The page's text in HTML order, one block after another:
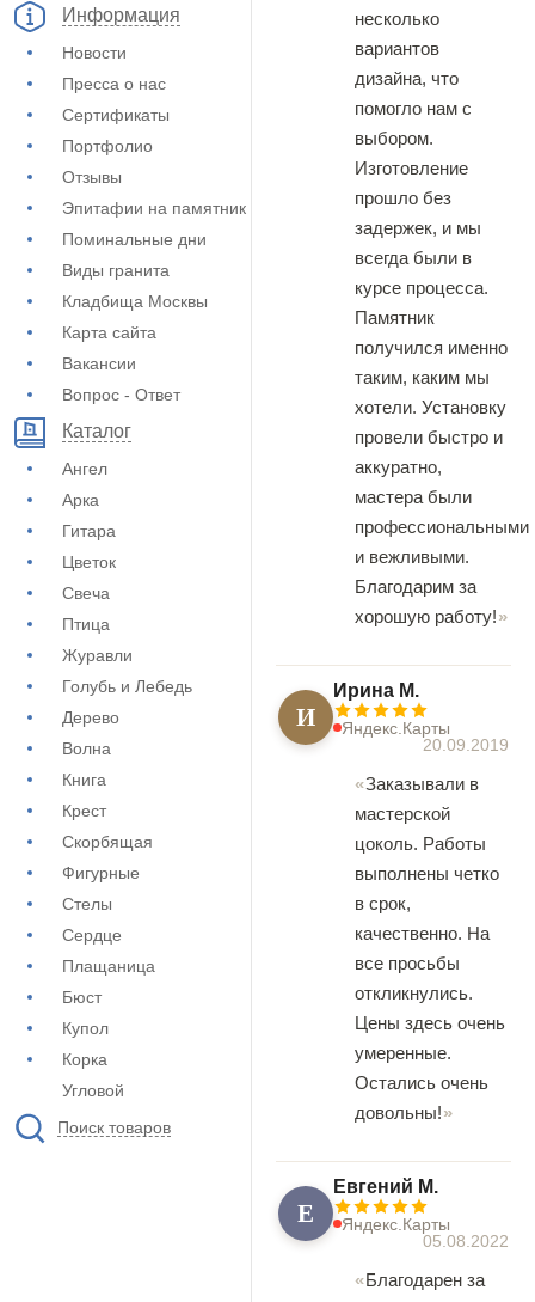
Информация
Новости
Пресса о нас
Сертификаты
Портфолио
Отзывы
Эпитафии на памятник
Поминальные дни
Виды гранита
Кладбища Москвы
Карта сайта
Вакансии
Вопрос - Ответ
Каталог
Ангел
Арка
Гитара
Цветок
Свеча
Птица
Журавли
Голубь и Лебедь
Дерево
Волна
Книга
Крест
Скорбящая
Фигурные
Стелы
Сердце
Плащаница
Бюст
Купол
Корка
Угловой
Поиск товаров
несколько
вариантов
дизайна, что
помогло нам с
выбором.
Изготовление
прошло без
задержек, и мы
всегда были в
курсе процесса.
Памятник
получился именно
таким, каким мы
хотели. Установку
провели быстро и
аккуратно,
мастера были
профессиональными
и вежливыми.
Благодарим за
хорошую работу!
И
Ирина М.
Яндекс.Карты
20.09.2019
Заказывали в
мастерской
цоколь. Работы
выполнены четко
в срок,
качественно. На
все просьбы
откликнулись.
Цены здесь очень
умеренные.
Остались очень
довольны!
Е
Евгений М.
Яндекс.Карты
05.08.2022
Благодарен за